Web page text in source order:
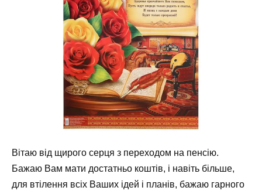
Вітаю від щирого серця з переходом на пенсію.
Бажаю Вам мати достатньо коштів, і навіть більше,
для втілення всіх Ваших ідей і планів, бажаю гарного